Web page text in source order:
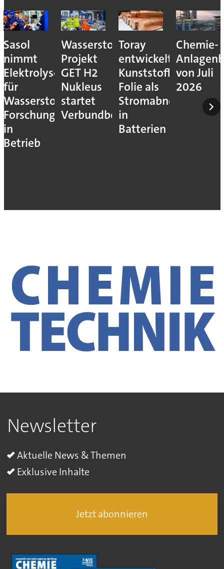
Sasol
nimmt
Elektrolyseur
für
Wasserstoff-
Forschung
in
Betrieb
Wasserstoff-
Projekt
GET H2
Nukleus
startet
Verbundbetrieb
Toray
entwickelt
Kunststoff-
Folie als
Stromabnehmer
in
Batterien
Chemie-
von Juli
2026
Newsletter
Aktuelle News & Themen
Exklusive Inhalte
Jetzt abonnieren